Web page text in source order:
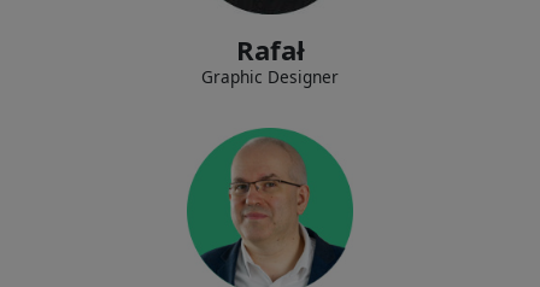
Rafał
Graphic Designer
Construir relaciones con socios estratégicos.